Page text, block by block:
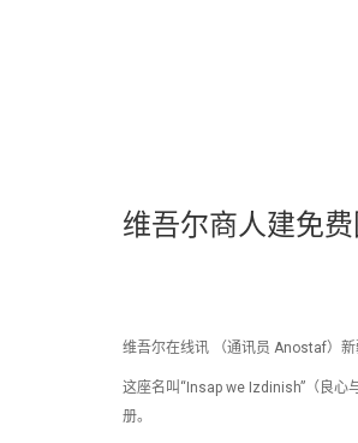
维吾尔商人建免
维吾尔在线讯 （通讯员 Anostaf）新
这座名叫“Insap we Izdinish”（良
册。